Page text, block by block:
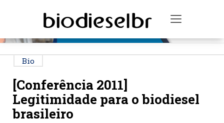
Toggle
Bio
[Conferência 2011]
Legitimidade para o biodiesel
brasileiro